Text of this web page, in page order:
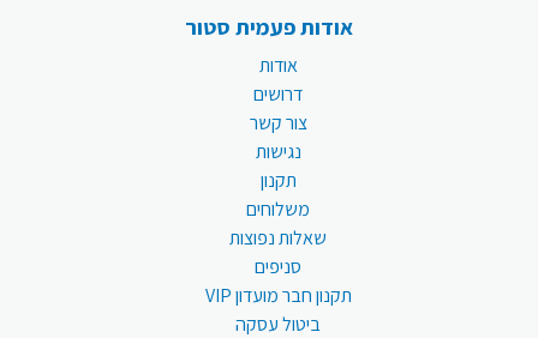
אודות פעמית סטור
אודות
דרושים
צור קשר
נגישות
תקנון
משלוחים
שאלות נפוצות
סניפים
תקנון חבר מועדון VIP
ביטול עסקה